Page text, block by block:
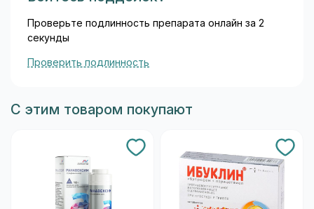
Проверьте подлинность препарата онлайн за 2
секунды
Проверить подлинность
С этим товаром покупают